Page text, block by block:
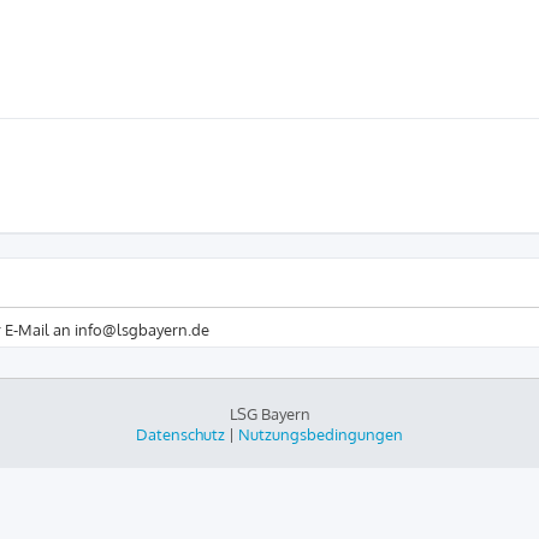
Mail an info@lsgbayern.de
LSG Bayern
Datenschutz | Nutzungsbedingungen